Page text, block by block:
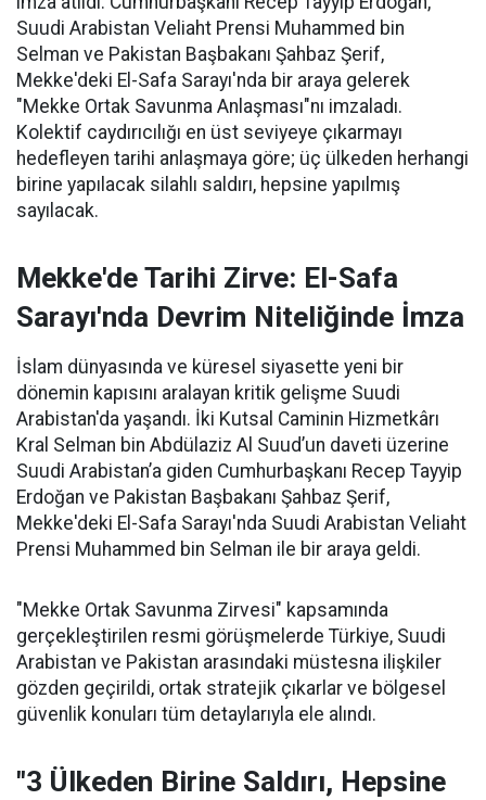
Suudi Arabistan Veliaht Prensi Muhammed bin
Selman ve Pakistan Başbakanı Şahbaz Şerif,
Mekke'deki El-Safa Sarayı'nda bir araya gelerek
"Mekke Ortak Savunma Anlaşması"nı imzaladı.
Kolektif caydırıcılığı en üst seviyeye çıkarmayı
hedefleyen tarihi anlaşmaya göre; üç ülkeden herhangi
birine yapılacak silahlı saldırı, hepsine yapılmış
sayılacak.
Mekke'de Tarihi Zirve: El-Safa
Sarayı'nda Devrim Niteliğinde İmza
İslam dünyasında ve küresel siyasette yeni bir
dönemin kapısını aralayan kritik gelişme Suudi
Arabistan'da yaşandı. İki Kutsal Caminin Hizmetkârı
Kral Selman bin Abdülaziz Al Suud’un daveti üzerine
Suudi Arabistan’a giden Cumhurbaşkanı Recep Tayyip
Erdoğan ve Pakistan Başbakanı Şahbaz Şerif,
Mekke'deki El-Safa Sarayı'nda Suudi Arabistan Veliaht
Prensi Muhammed bin Selman ile bir araya geldi.
"Mekke Ortak Savunma Zirvesi" kapsamında
gerçekleştirilen resmi görüşmelerde Türkiye, Suudi
Arabistan ve Pakistan arasındaki müstesna ilişkiler
gözden geçirildi, ortak stratejik çıkarlar ve bölgesel
güvenlik konuları tüm detaylarıyla ele alındı.
"3 Ülkeden Birine Saldırı, Hepsine